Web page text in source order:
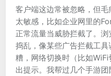
客户端这边常被忽略，但
太敏感，比如企业网里的
正常流量当威胁拦截了。
捣乱，像某些广告拦截工
糟，网络切换时（比如
出提示。我帮过几个手游